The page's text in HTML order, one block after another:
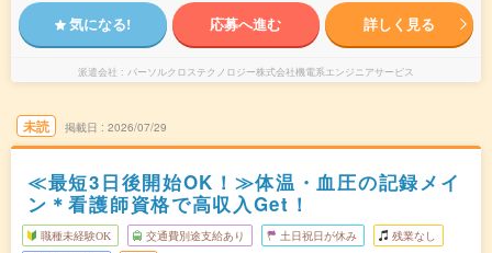
気になる! 応募へ進む 詳しく見る
派遣会社 パーソルクロステクノロジー株式会社機電系エンジニアサービス
未読 掲載日 2026/07/29
≪最短3日後開始OK！≫体温・血圧の記録メイ
ン＊看護師資格で高収入Get！
職種未経験OK 交通費別途支給あり 土日祝日が休み 残業なし